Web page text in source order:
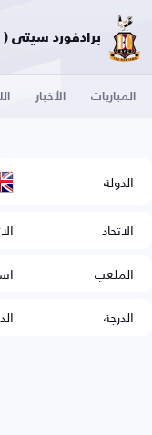
برادفورد سيتي ( إنجلترا )
المباريات الأخبار
الدولة
الاتحاد
الملعب
الدرجة